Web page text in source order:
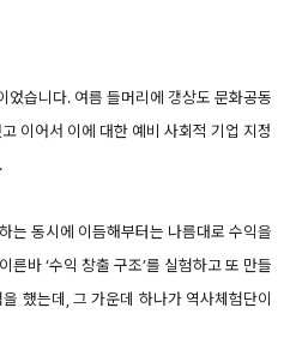
었습니다. 여름 들머리에 갱상도 문화공동
이어서 이에 대한 예비 사회적 기업 지정
는 동시에 이듬해부터는 나름대로 수익을
른바 ‘수익 창출 구조’를 실험하고 또 만들
했는데, 그 가운데 하나가 역사체험단이